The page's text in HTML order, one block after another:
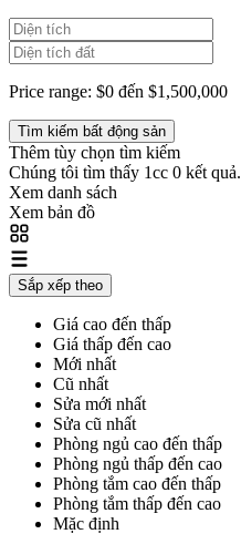
Price range: $0 đến $1,500,000
Thêm tùy chọn tìm kiếm
Chúng tôi tìm thấy 1cc 0 kết quả.
Xem danh sách
Xem bản đồ
Sắp xếp theo
Giá cao đến thấp
Giá thấp đến cao
Mới nhất
Cũ nhất
Sửa mới nhất
Sửa cũ nhất
Phòng ngủ cao đến thấp
Phòng ngủ thấp đến cao
Phòng tắm cao đến thấp
Phòng tắm thấp đến cao
Mặc định